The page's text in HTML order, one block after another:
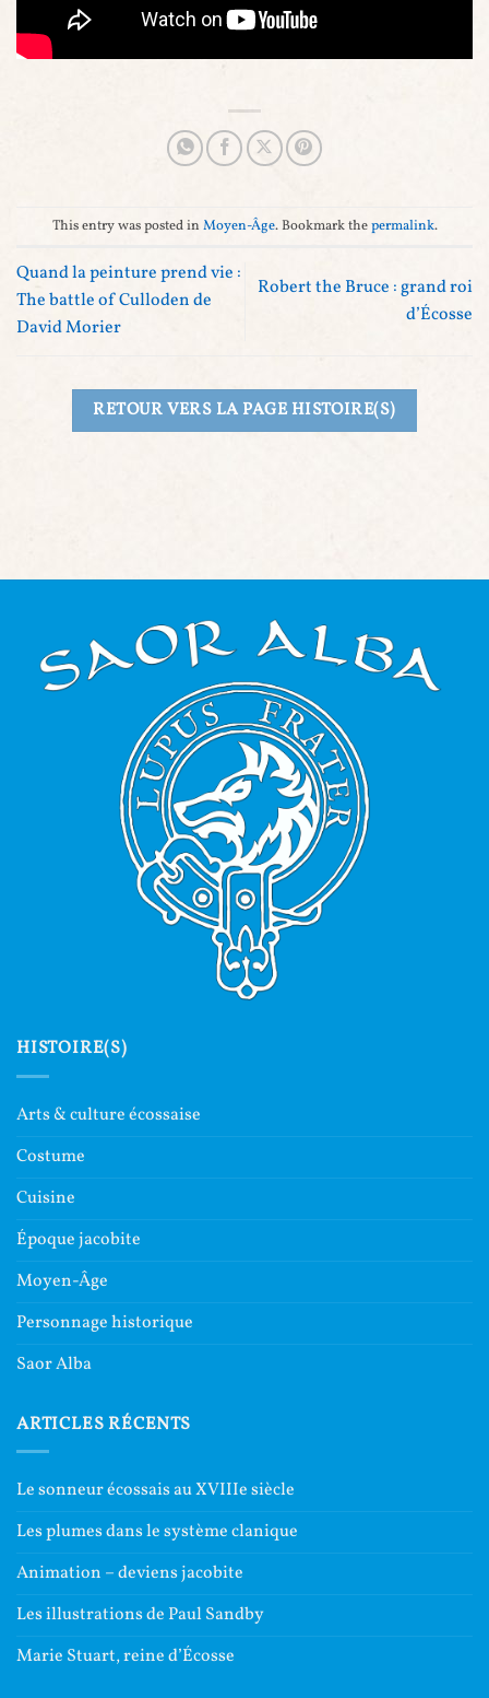
This entry was posted in Moyen-Âge. Bookmark thepermalink.
Quand la peinture prend vie :
The battle of Culloden de
David Morier
Robert the Bruce : grand roi
d’Écosse
RETOUR VERS LA PAGE HISTOIRE(S)
HISTOIRE(S)
Arts & culture écossaise
Costume
Cuisine
Époque jacobite
Moyen-Âge
Personnage historique
Saor Alba
ARTICLES RÉCENTS
Le sonneur écossais au XVIIIe siècle
Les plumes dans le système clanique
Animation – deviens jacobite
Les illustrations de Paul Sandby
Marie Stuart, reine d’Écosse